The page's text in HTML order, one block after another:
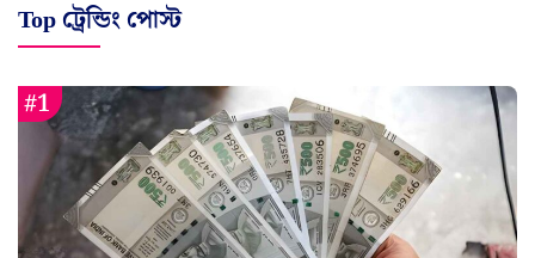
Top ট্রেন্ডিং পোস্ট